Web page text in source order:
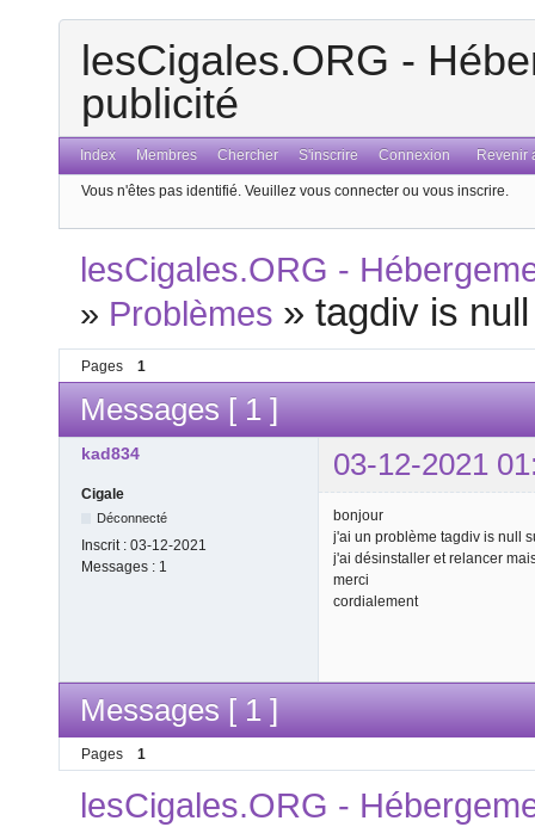
lesCigales.ORG -
publicité
Index Membres Chercher S'inscrire Connexion Revenir
Vous n'êtes pas identifié. Veuillez vous connecter ou vous inscrire.
lesCigales.ORG -
» Problèmes »tagdiv is null
Pages 1
Messages [ 1 ]
kad834 03-12-2021
Cigale
Déconnecté
Inscrit : 03-12-2021
Messages : 1
bonjour
j'ai un problème tagdiv is null
j'ai désinstaller et relancer
merci
cordialement
Messages [ 1 ]
Pages 1
lesCigales.ORG -